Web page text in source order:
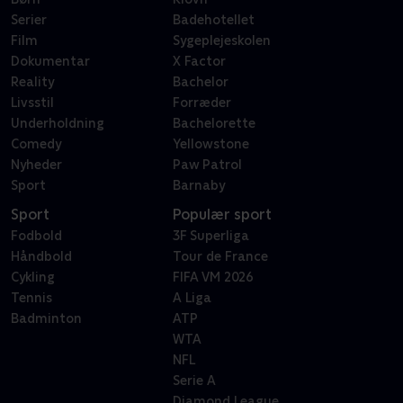
Serier
Film
Dokumentar
Reality
Livsstil
Underholdning
Comedy
Nyheder
Sport
Badehotellet
Sygeplejeskolen
X Factor
Bachelor
Forræder
Bachelorette
Yellowstone
Paw Patrol
Barnaby
Sport
Fodbold
Håndbold
Cykling
Tennis
Badminton
Populær sport
3F Superliga
Tour de France
FIFA VM 2026
A Liga
ATP
WTA
NFL
Serie A